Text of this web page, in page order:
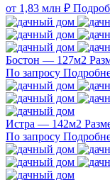
от 1,83 млн ₽
Бостон — 127м2
По запросу
Истра — 142м2
По запросу